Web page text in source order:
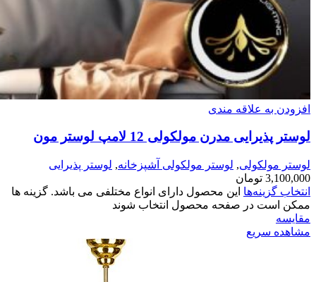
افزودن به علاقه مندی
لوستر پذیرایی مدرن مولکولی 12 لامپ لوستر مون
لوستر مولکولی, لوستر مولکولی آشپزخانه, لوستر پذیرایی
3,100,000 تومان
انتخاب گزینه‌ها این محصول دارای انواع مختلفی می باشد. گزینه ها
ممکن است در صفحه محصول انتخاب شوند
مقایسه
مشاهده سریع